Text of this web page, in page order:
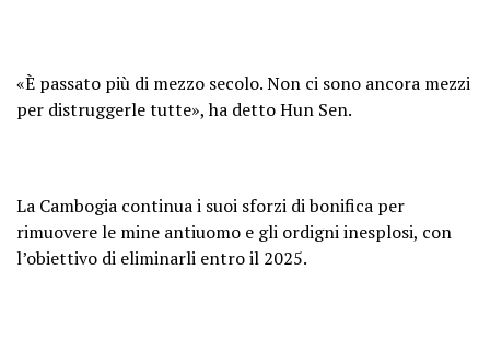
«È passato più di mezzo secolo. Non ci sono ancora mezzi
per distruggerle tutte», ha detto Hun Sen.
La Cambogia continua i suoi sforzi di bonifica per
rimuovere le mine antiuomo e gli ordigni inesplosi, con
l’obiettivo di eliminarli entro il 2025.